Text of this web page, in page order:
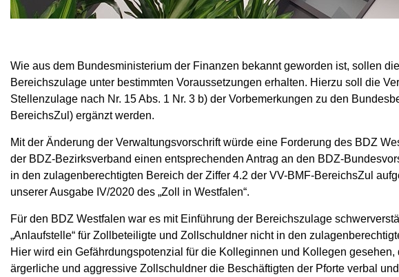
Wie aus dem Bundesministerium der Finanzen bekannt geworden ist, sollen
Bereichszulage unter bestimmten Voraussetzungen erhalten. Hierzu soll die
Stellenzulage nach Nr. 15 Abs. 1 Nr. 3 b) der Vorbemerkungen zu den
BereichsZul) ergänzt werden.
Mit der Änderung der Verwaltungsvorschrift würde eine Forderung des BDZ
der BDZ-Bezirksverband einen entsprechenden Antrag an den BDZ-
in den zulagenberechtigten Bereich der Ziffer 4.2 der VV-BMF-BereichsZul
unserer Ausgabe IV/2020 des „Zoll in Westfalen“.
Für den BDZ Westfalen war es mit Einführung der Bereichszulage
„Anlaufstelle“ für Zollbeteiligte und Zollschuldner nicht in den
Hier wird ein Gefährdungspotenzial für die Kolleginnen und Kollegen gesehen,
ärgerliche und aggressive Zollschuldner die Beschäftigten der Pforte verbal